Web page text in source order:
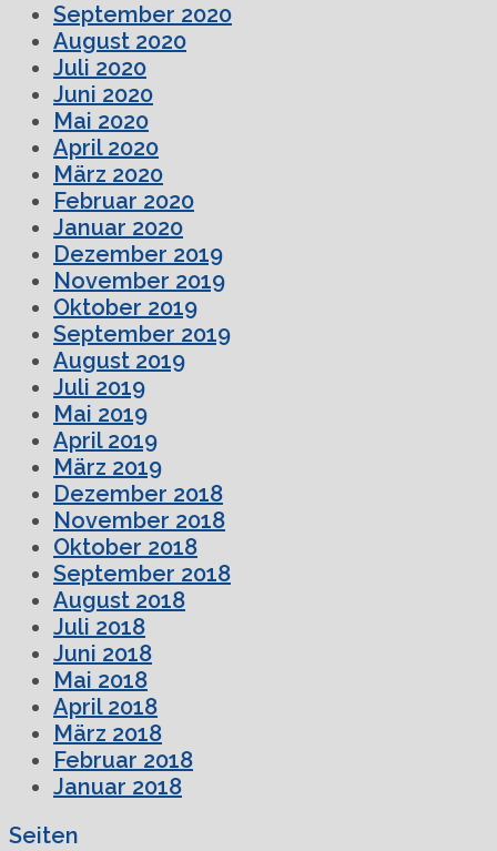
September 2020
August 2020
Juli 2020
Juni 2020
Mai 2020
April 2020
März 2020
Februar 2020
Januar 2020
Dezember 2019
November 2019
Oktober 2019
September 2019
August 2019
Juli 2019
Mai 2019
April 2019
März 2019
Dezember 2018
November 2018
Oktober 2018
September 2018
August 2018
Juli 2018
Juni 2018
Mai 2018
April 2018
März 2018
Februar 2018
Januar 2018
Seiten